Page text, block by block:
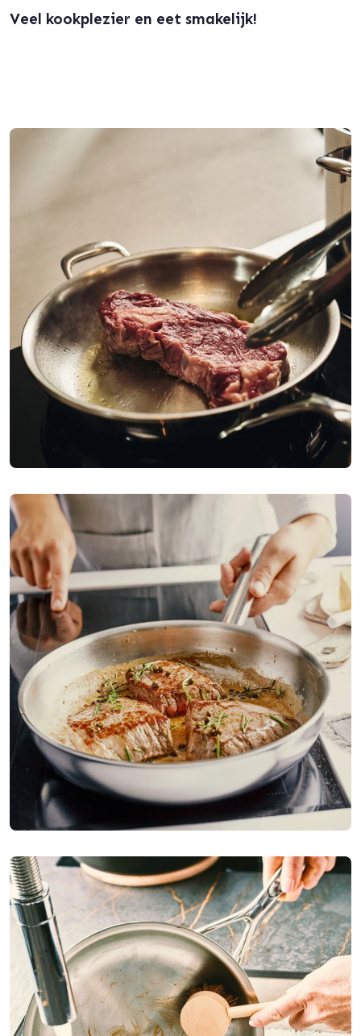
Veel kookplezier en eet smakelijk!